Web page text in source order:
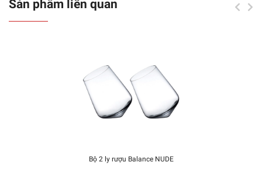
Sản phẩm liên quan
Bộ 2 ly rượu Balance NUDE